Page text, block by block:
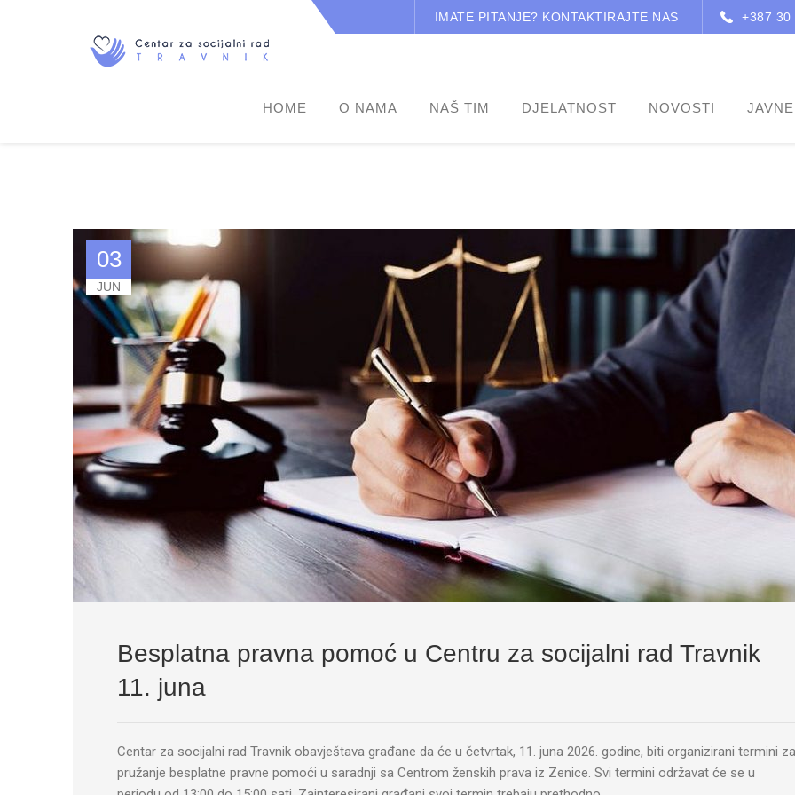
IMATE PITANJE? KONTAKTIRAJTE NAS +387 30
HOME O NAMA NAŠ TIM DJELATNOST NOVOSTI
03
JUN
Besplatna pravna pomoć u Centru za socijalni rad Travnik
11. juna
Centar za socijalni rad Travnik obavještava građane da će u četvrtak, 11. juna 2026. godine, biti organizirani termini za
pružanje besplatne pravne pomoći u saradnji sa Centrom ženskih prava iz Zenice. Svi termini održavat će se u